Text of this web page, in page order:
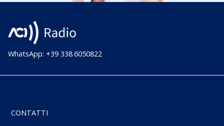
WhatsApp: +39 338.6050822
CONTATTI